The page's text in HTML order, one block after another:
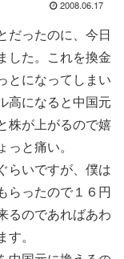
2008.06.17
だったのに、今日
した。これを換金
とになってしまい
高になると中国元
株が上がるので嬉
と痛い。
らいですが、僕は
らったので１６円
るのであればあわ
。